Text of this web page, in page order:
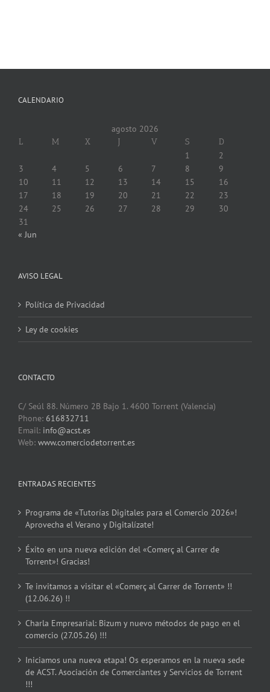
CALENDARIO
agosto 2026
L M X J V S D
1
2
3
4 5 6 7 8
9
10
11 12 13 14 15
16
17
18 19 20 21 22
23
24
25 26 27 28 29
30
31
« Jun
AVISO LEGAL
Política de Privacidad
Ley de cookies
CONTACTO
C/ Seúl 88. Número 2B Bajo 1. 4600 Torrent (Valencia)
Phone: 616832711
Email: info@acst.es
Web: www.comerciodetorrent.es
ENTRADAS RECIENTES
Programa de «Tutorías Digitales para el Comercio 2026»!
Aprovecha el Verano y Digitalízate!
Éxito en una nueva edición del «Comerç al Carrer de
Torrent»! Gracias!
Te invitamos a visitar el «Comerç al Carrer de Torrent» !!
(12.06.26) !!
Charla Empresarial: Bizum y nuevo métodos de pago en el
comercio (27.05.26) !!!
Iniciamos una nueva etapa! Os esperamos en la nueva sede
de ACST. Asociación de Comerciantes y Servicios de Torrent
!!!